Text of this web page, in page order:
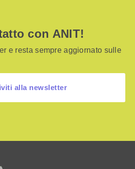
con ANIT!
e resta sempre aggiornato sulle
alla newsletter